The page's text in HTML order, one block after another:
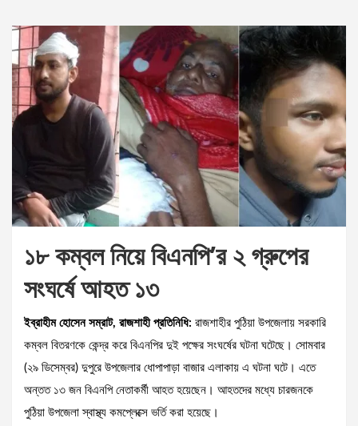
১৮ কম্বল নিয়ে বিএনপি’র ২ গ্রুপের
সংঘর্ষে আহত ১৩
ইব্রাহীম হোসেন সম্রাট, রাজশাহী প্রতিনিধি: রাজশাহীর পুঠিয়া উপজেলায় সরকারি
কম্বল বিতরণকে কেন্দ্র করে বিএনপির দুই পক্ষের সংঘর্ষের ঘটনা ঘটেছে। সোমবার
(২৯ ডিসেম্বর) দুপুরে উপজেলার ধোপাপাড়া বাজার এলাকায় এ ঘটনা ঘটে। এতে
অন্তত ১৩ জন বিএনপি নেতাকর্মী আহত হয়েছেন। আহতদের মধ্যে চারজনকে
পুঠিয়া উপজেলা স্বাস্থ্য কমপ্লেক্সে ভর্তি করা হয়েছে।